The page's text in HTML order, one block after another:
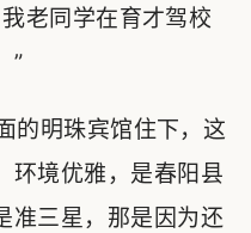
老同学在育才驾校
”
的明珠宾馆住下，这
环境优雅，是春阳县
准三星，那是因为还